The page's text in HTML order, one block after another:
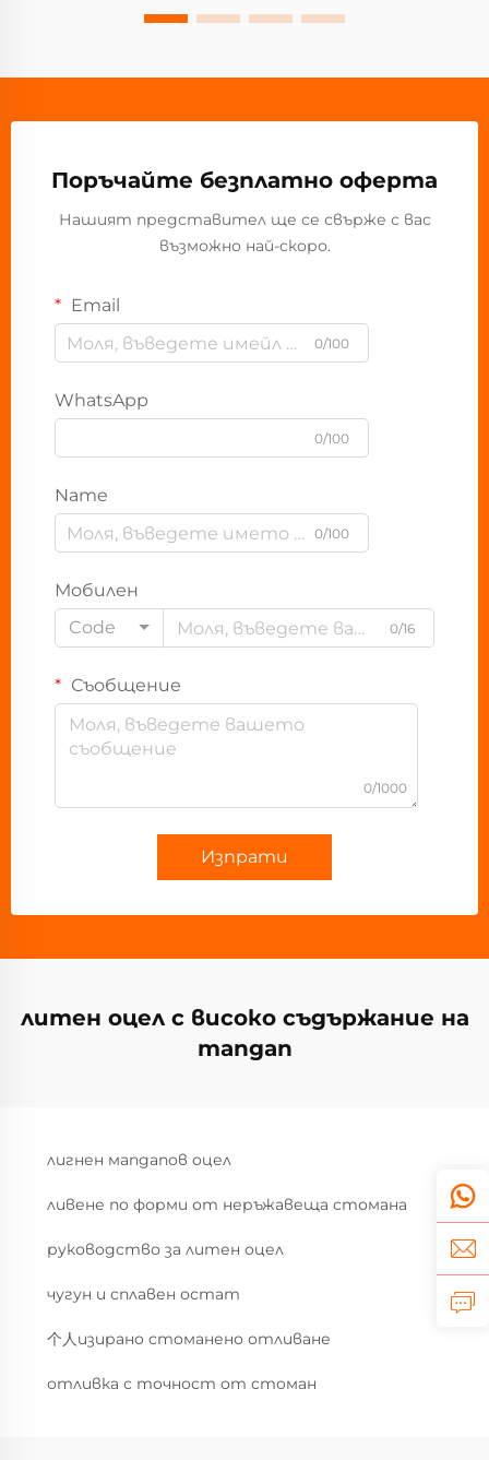
Поръчайте безплатно оферта
Нашият представител ще се свърже с вас
възможно най-скоро.
Email
0/100
WhatsApp
0/100
Name
0/100
Мобилен
Code
0/16
Съобщение
0/1000
Изпрати
литен оцел с високо съдържание на
mangan
лигнен мanganов оцел
ливене по форми от неръжавеща стомана
руководство за литен оцел
чугун и сплавен остат
个人изирано стоманено отливане
отливка с точност от стоман